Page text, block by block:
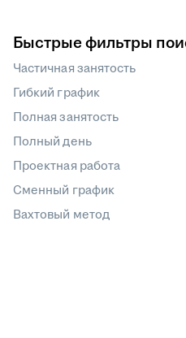
Быстрые фильтры
Частичная занятость
Гибкий график
Полная занятость
Полный день
Проектная работа
Сменный график
Вахтовый метод